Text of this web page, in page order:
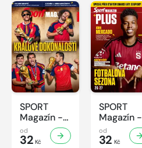
SPORT
Magazín -
31/2026
od
32 Kč
SPORT
Magazín -
30/2026
od
32 Kč